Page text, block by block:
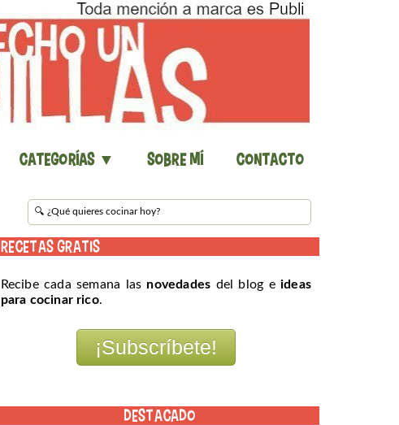
Categorías ▼ Sobre mí Contacto
RECETAS GRATIS
Recibe cada semana las novedades del blog e ideas
para cocinar rico.
DESTACADO